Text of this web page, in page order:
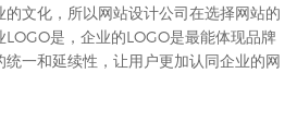
的文化，所以网站设计公司在选择网站的
是，企业的LOGO是最能体现品牌
一和延续性，让用户更加认同企业的网